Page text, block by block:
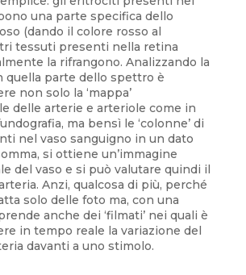
una parte specifica dello
(dando il colore rosso al
tessuti presenti nella retina
la rifrangono. Analizzando la
quella parte dello spettro è
non solo la ‘mappa’
delle arterie e arteriole come in
ma bensì le ‘colonne’ di
nel vaso sanguigno in un dato
si ottiene un’immagine
del vaso e si può valutare quindi il
Anzi, qualcosa di più, perché
solo delle foto ma, con una
anche dei ‘filmati’ nei quali è
in tempo reale la variazione del
davanti a uno stimolo.